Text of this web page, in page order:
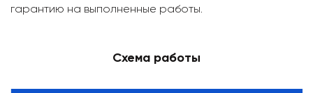
гарантию на выполненные работы.
Схема работы